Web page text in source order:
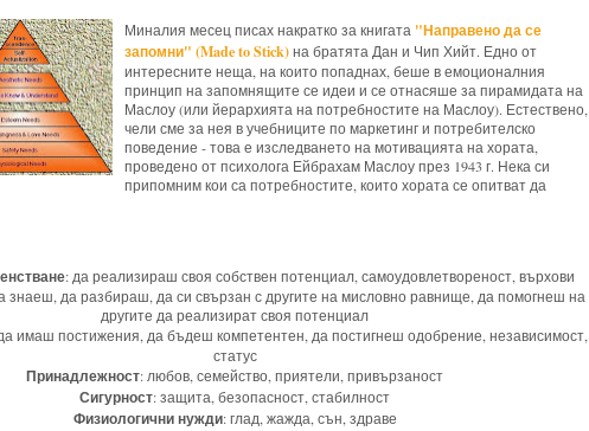
Миналия месец писах накратко за книгата "Направено да се
запомни" (Made to Stick)на братята Дан и Чип Хийт. Едно от
интересните неща, на които попаднах, беше в емоционалния
принцип на запомнящите се идеи и се отнасяше за пирамидата на
Маслоу (или йерархията на потребностите на Маслоу). Естествено,
чели сме за нея в учебниците по маркетинг и потребителско
поведение - това е изследването на мотивацията на хората,
проведено от психолога Ейбрахам Маслоу през 1943 г. Нека си
припомним кои са потребностите, които хората се опитват да
: да реализираш своя собствен потенциал, самоудовлетвореност, върхови
знаеш, да разбираш, да си свързан с другите на мисловно равнище, да помогнеш на
другите да реализират своя потенциал
имаш постижения, да бъдеш компетентен, да постигнеш одобрение, независимост,
статус
Принадлежност: любов, семейство, приятели, привързаност
Сигурност: защита, безопасност, стабилност
Физиологични нужди: глад, жажда, сън, здраве